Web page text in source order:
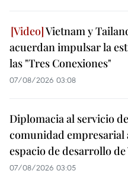
Vietnam y
acuerdan impulsar la
las "Tres Conexiones"
07/08/2026 03:08
Diplomacia al servicio
comunidad empresarial
espacio de desarrollo
07/08/2026 03:05